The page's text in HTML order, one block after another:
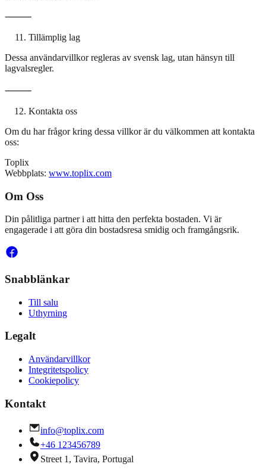
⸻
Tillämplig lag
Dessa användarvillkor regleras av svensk lag, utan hänsyn till
lagvalsregler.
⸻
Kontakta oss
Om du har frågor kring dessa villkor är du välkommen att kontakta
oss:
Toplix
Webbplats: www.toplix.com
Om Oss
Din pålitliga partner i att hitta den perfekta bostaden. Vi är
engagerade i att göra din bostadsresa smidig och framgångsrik.
Snabblänkar
Till salu
Uthyrning
Legalt
Användarvillkor
Integritetspolicy
Cookiepolicy
Kontakt
info@toplix.com
+46 123456789
Street 1, Tavira, Portugal